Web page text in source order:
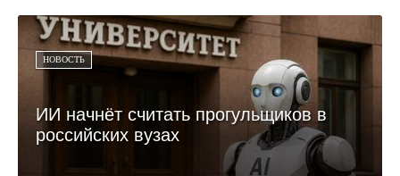
НОВОСТЬ
ИИ начнёт считать прогульщиков в
российских вузах